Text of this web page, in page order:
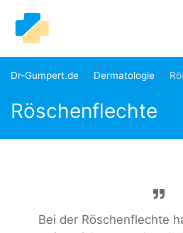
Dr-Gumpert.de Dermatologie
Röschenflechte
Bei der Röschenflechte